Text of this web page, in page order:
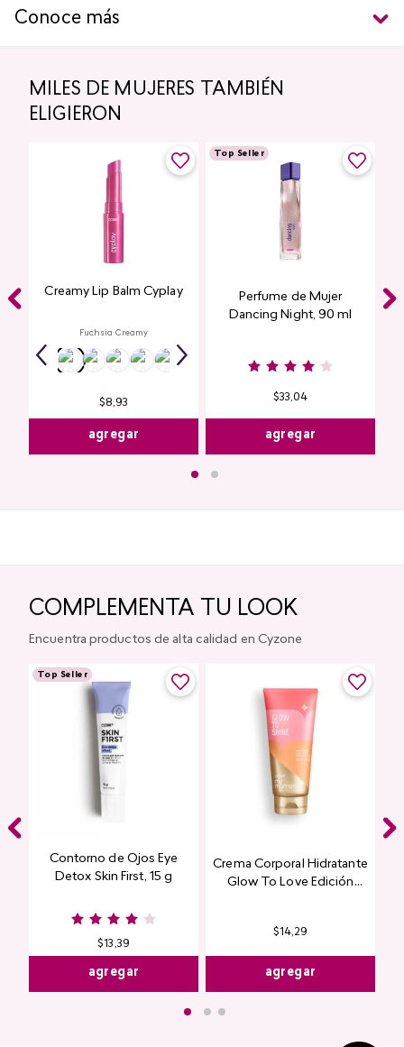
Conoce más
MILES DE MUJERES TAMBIÉN
ELIGIERON
Creamy Lip Balm Cyplay
Fuchsia Creamy
$8,93
agregar
Top Seller
Perfume de Mujer
Dancing Night, 90 ml
$33,04
agregar
COMPLEMENTA TU LOOK
Encuentra productos de alta calidad en Cyzone
Top Seller
Contorno de Ojos Eye
Detox Skin First, 15 g
$13,39
agregar
Crema Corporal Hidratante
Glow To Love Edición
$14,29
agregar